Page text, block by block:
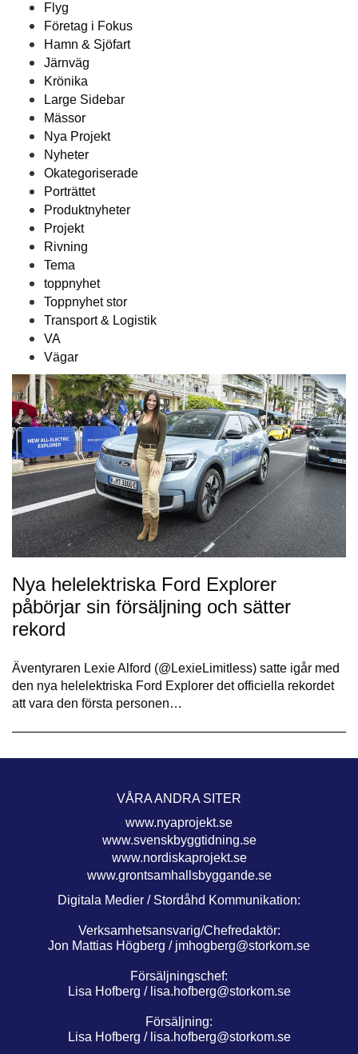
Flyg
Företag i Fokus
Hamn & Sjöfart
Järnväg
Krönika
Large Sidebar
Mässor
Nya Projekt
Nyheter
Okategoriserade
Porträttet
Produktnyheter
Projekt
Rivning
Tema
toppnyhet
Toppnyhet stor
Transport & Logistik
VA
Vägar
Nya helelektriska Ford Explorer
påbörjar sin försäljning och sätter
rekord
Äventyraren Lexie Alford (@LexieLimitless) satte igår med
den nya helelektriska Ford Explorer det officiella rekordet
att vara den första personen…
VÅRA ANDRA SITER
www.nyaprojekt.se
www.svenskbyggtidning.se
www.nordiskaprojekt.se
www.grontsamhallsbyggande.se
Digitala Medier / Stordåhd Kommunikation:
Verksamhetsansvarig/Chefredaktör:
Jon Mattias Högberg / jmhogberg@storkom.se
Försäljningschef:
Lisa Hofberg / lisa.hofberg@storkom.se
Försäljning:
Lisa Hofberg / lisa.hofberg@storkom.se